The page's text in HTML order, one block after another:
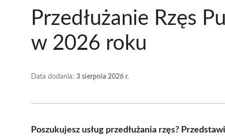
Przedłużanie Rzęs
w 2026 roku
Data dodania: 3 sierpnia 2026 r.
Poszukujesz usług przedłużania rzęs?